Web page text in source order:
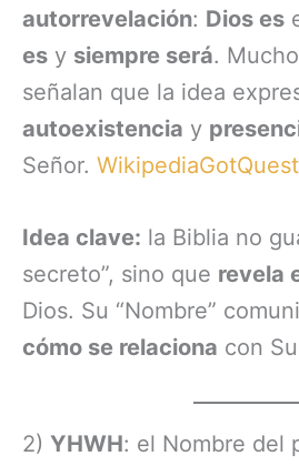
autorrevelación: Dios es
es y siempre será.
señalan que la idea
autoexistencia y
Señor. Wikipedia
Idea clave: la Biblia no
secreto”, sino que revela
Dios. Su “Nombre”
cómo se relaciona con
2) YHWH: el Nombre del